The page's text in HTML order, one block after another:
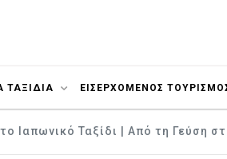
ΤΑΞΙΔΙΑ ΕΙΣΕΡΧΟΜΕΝΟΣ
Ιαπωνικό Ταξίδι | Από τη Γεύση